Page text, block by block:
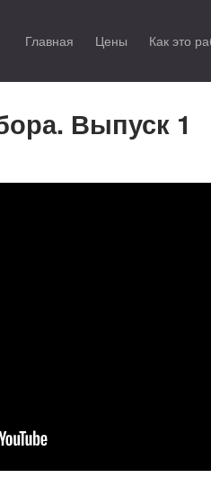
Главная Цены Как это
Выпуск 1